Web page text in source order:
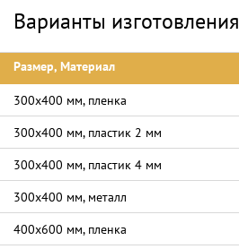
Варианты изготовления
Размер, Материал
300х400 мм, пленка
300х400 мм, пластик 2 мм
300х400 мм, пластик 4 мм
300х400 мм, металл
400х600 мм, пленка